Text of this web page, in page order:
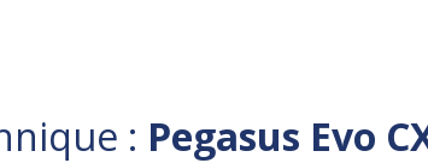
: Pegasus Evo